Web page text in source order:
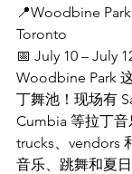
📍Woodbine
Toronto
📅 July 10 – July
Woodbine Park
丁舞池！现场有
Cumbia 等拉丁
trucks、vendors
音乐、跳舞和夏